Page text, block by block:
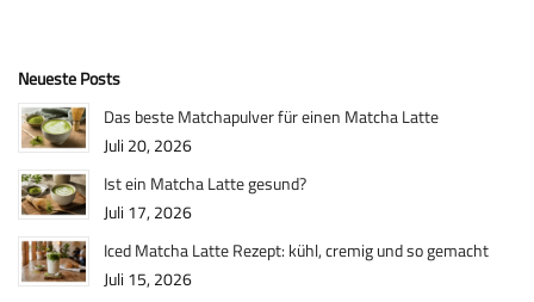
Neueste Posts
Das beste Matchapulver für einen Matcha Latte
Juli 20, 2026
Ist ein Matcha Latte gesund?
Juli 17, 2026
Iced Matcha Latte Rezept: kühl, cremig und so gemacht
Juli 15, 2026